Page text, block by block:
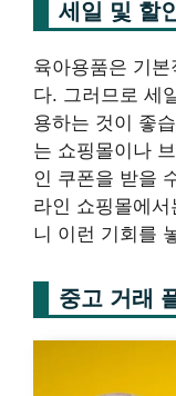
세일 및 할
육아용품은 기
다. 그러므로 세
용하는 것이 좋
는 쇼핑몰이나
인 쿠폰을 받을
라인 쇼핑몰에
니 이런 기회를
중고 거래